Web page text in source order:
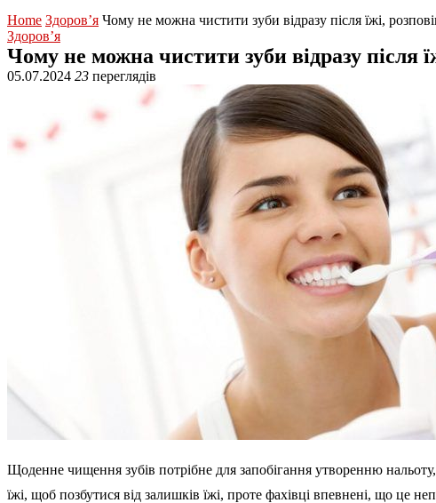
Home Здоров’я Чому не можна чистити зуби відразу після їжі,
Здоров’я
Чому не можна чистити зуби відразу після
05.07.2024 23 переглядів
Щоденне чищення зубів потрібне для запобігання утворенню
їжі, щоб позбутися від залишків їжі, проте фахівці впевнені, що це